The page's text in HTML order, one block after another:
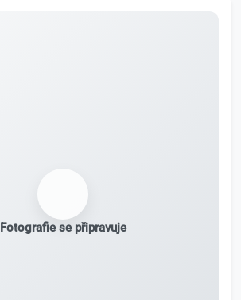
Fotografie se připravuje